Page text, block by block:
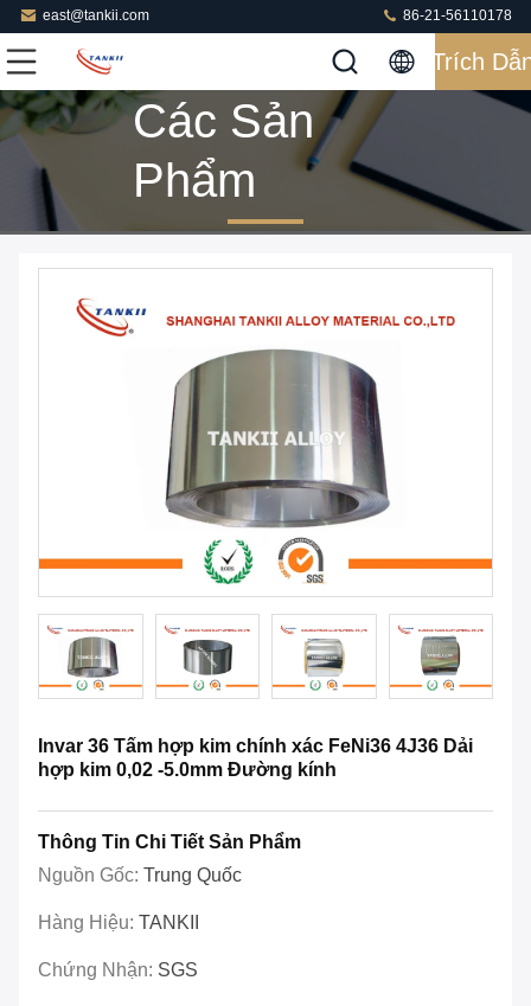
east@tankii.com 86-21-56110178
Trích
Các Sản
Phẩm
Invar 36 Tấm hợp kim chính xác FeNi36 4J36 Dải
hợp kim 0,02 -5.0mm Đường kính
Thông Tin Chi Tiết Sản Phẩm
Nguồn Gốc: Trung Quốc
Hàng Hiệu: TANKII
Chứng Nhận: SGS